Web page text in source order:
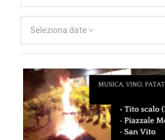
Seleziona date